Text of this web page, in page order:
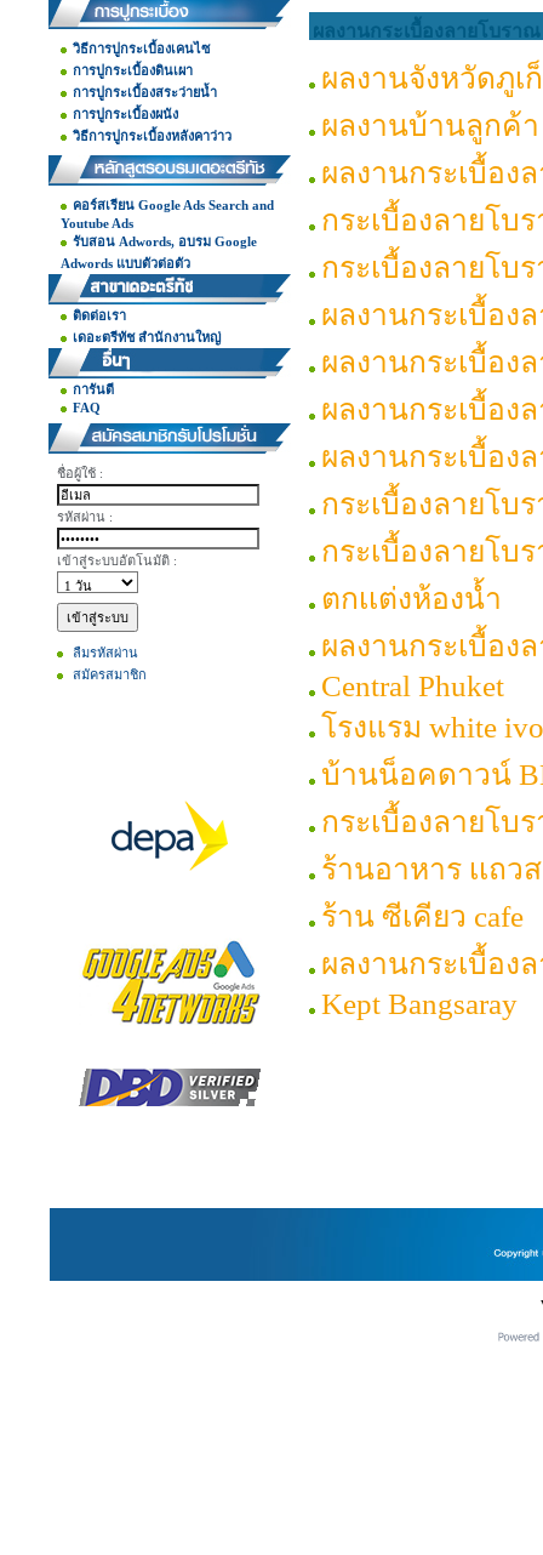
วิธีการปูกระเบื้องเคนไซ
การปูกระเบื้องดินเผา
การปูกระเบื้องสระว่ายน้ำ
การปูกระเบื้องผนัง
วิธีการปูกระเบื้องหลังคาว่าว
คอร์สเรียน Google Ads Search and
Youtube Ads
รับสอน Adwords, อบรม Google
Adwords แบบตัวต่อตัว
ติดต่อเรา
เดอะตรีทัช สำนักงานใหญ่
การันตี
FAQ
ชื่อผู้ใช้ :
รหัสผ่าน :
เข้าสู่ระบบอัตโนมัติ :
ลืมรหัสผ่าน
สมัครสมาชิก
ผลงานกระเบื้องลายโบราณ
ผลงานจังหวัดภูเ
ผลงานบ้านลูกค้า
ผลงานกระเบื้อง
กระเบื้องลายโบ
กระเบื้องลายโบ
ผลงานกระเบื้อง
ผลงานกระเบื้อง
ผลงานกระเบื้อง
ผลงานกระเบื้อง
กระเบื้องลายโบ
กระเบื้องลายโบ
ตกเเต่งห้องน้ำ
ผลงานกระเบื้อง
Central Phuket
โรงแรม white
บ้านน็อคดาวน์
กระเบื้องลายโบ
ร้านอาหาร เเถว
ร้าน ซีเคียว cafe
ผลงานกระเบื้อง
Kept Bangsaray